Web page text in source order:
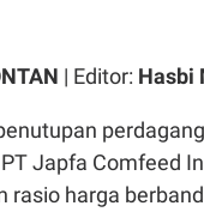
| Editor: Hasbi
Japfa Comfeed
rasio harga